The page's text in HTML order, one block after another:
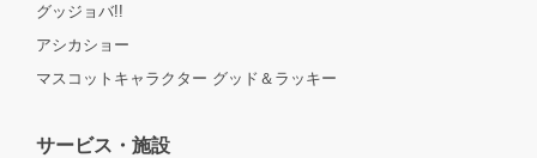
グッジョバ!!
アシカショー
マスコットキャラクター グッド＆ラッキー
サービス・施設